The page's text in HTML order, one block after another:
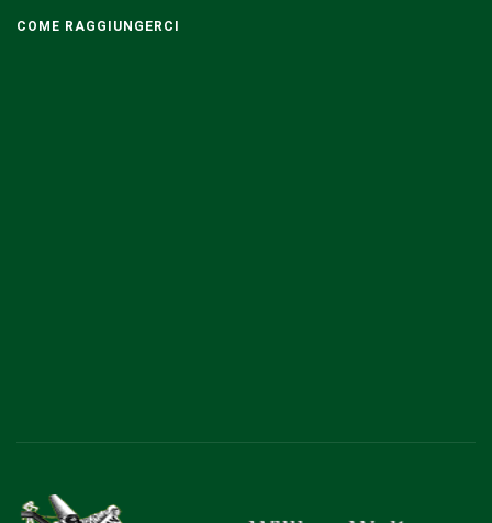
COME RAGGIUNGERCI